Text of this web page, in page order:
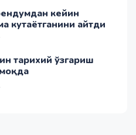
кейин
кутаётганини айтди
тарихий ўзгариш